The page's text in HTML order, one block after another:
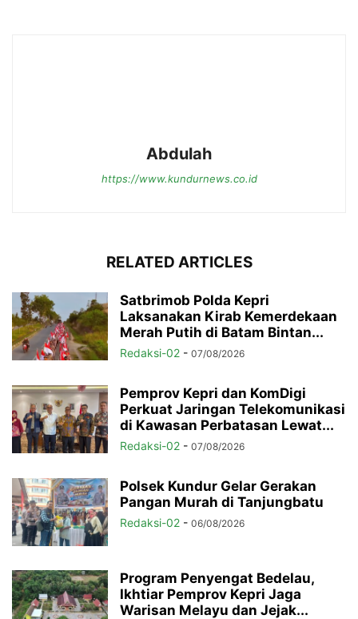
Abdulah
https://www.kundurnews.co.id
RELATED ARTICLES
Satbrimob Polda Kepri
Laksanakan Kirab Kemerdekaan
Merah Putih di Batam Bintan...
Redaksi-02 - 07/08/2026
Pemprov Kepri dan KomDigi
Perkuat Jaringan Telekomunikasi
di Kawasan Perbatasan Lewat...
Redaksi-02 - 07/08/2026
Polsek Kundur Gelar Gerakan
Pangan Murah di Tanjungbatu
Redaksi-02 - 06/08/2026
Program Penyengat Bedelau,
Ikhtiar Pemprov Kepri Jaga
Warisan Melayu dan Jejak...